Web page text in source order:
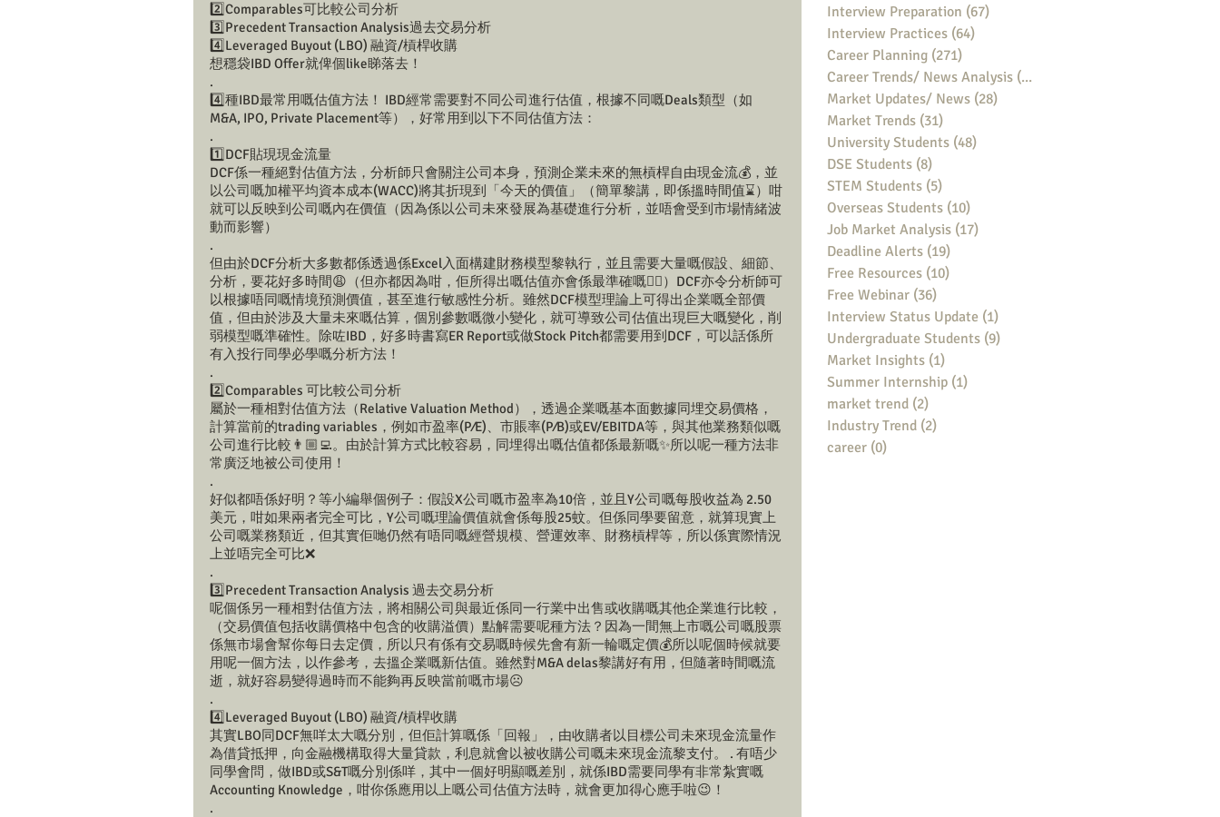
2️⃣Comparables可比較公司分析
3️⃣Precedent Transaction Analysis過去交易分析
4️⃣Leveraged Buyout (LBO) 融資/槓桿收購
想穩袋IBD Offer就俾個like睇落去！
.
4️⃣種IBD最常用嘅估值方法！ IBD經常需要對不同公司進行估值，根據不同嘅Deals類型（如
M&A, IPO, Private Placement等），好常用到以下不同估值方法：
.
1️⃣DCF貼現現金流量
DCF係一種絕對估值方法，分析師只會關注公司本身，預測企業未來的無槓桿自由現金流💰，並
以公司嘅加權平均資本成本(WACC)將其折現到「今天的價值」（簡單黎講，即係搵時間值⌛️）咁
就可以反映到公司嘅內在價值（因為係以公司未來發展為基礎進行分析，並唔會受到市場情緒波
動而影響）
.
但由於DCF分析大多數都係透過係Excel入面構建財務模型黎執行，並且需要大量嘅假設、細節、
分析，要花好多時間😩（但亦都因為咁，佢所得出嘅估值亦會係最準確嘅👍🏼）DCF亦令分析師可
以根據唔同嘅情境預測價值，甚至進行敏感性分析。雖然DCF模型理論上可得出企業嘅全部價
值，但由於涉及大量未來嘅估算，個別參數嘅微小變化，就可導致公司估值出現巨大嘅變化，削
弱模型嘅準確性。除咗IBD，好多時書寫ER Report或做Stock Pitch都需要用到DCF，可以話係所
有入投行同學必學嘅分析方法！
.
2️⃣Comparables 可比較公司分析
屬於一種相對估值方法（Relative Valuation Method），透過企業嘅基本面數據同埋交易價格，
計算當前的trading variables，例如市盈率(P⁄E)、市賬率(P⁄B)或EV/EBITDA等，與其他業務類似嘅
公司進行比較👨🏼‍💻。由於計算方式比較容易，同埋得出嘅估值都係最新嘅✨所以呢一種方法非
常廣泛地被公司使用！
.
好似都唔係好明？等小編舉個例子：假設X公司嘅市盈率為10倍，並且Y公司嘅每股收益為 2.50
美元，咁如果兩者完全可比，Y公司嘅理論價值就會係每股25蚊。但係同學要留意，就算現實上
公司嘅業務類近，但其實佢哋仍然有唔同嘅經營規模、營運效率、財務槓桿等，所以係實際情況
上並唔完全可比❌
.
3️⃣Precedent Transaction Analysis 過去交易分析
呢個係另一種相對估值方法，將相關公司與最近係同一行業中出售或收購嘅其他企業進行比較，
（交易價值包括收購價格中包含的收購溢價）點解需要呢種方法？因為一間無上市嘅公司嘅股票
係無市場會幫你每日去定價，所以只有係有交易嘅時候先會有新一輪嘅定價💰所以呢個時候就要
用呢一個方法，以作參考，去搵企業嘅新估值。雖然對M&A delas黎講好有用，但隨著時間嘅流
逝，就好容易變得過時而不能夠再反映當前嘅市場☹️
.
4️⃣Leveraged Buyout (LBO) 融資/槓桿收購
其實LBO同DCF無咩太大嘅分別，但佢計算嘅係「回報」，由收購者以目標公司未來現金流量作
為借貸抵押，向金融機構取得大量貸款，利息就會以被收購公司嘅未來現金流黎支付。 . 有唔少
同學會問，做IBD或S&T嘅分別係咩，其中一個好明顯嘅差別，就係IBD需要同學有非常紮實嘅
Accounting Knowledge，咁你係應用以上嘅公司估值方法時，就會更加得心應手啦😉！
.
Interview Preparation (67)
Interview Practices (64)
Career Planning (271)
Career Trends/ News Analysis (148)
Market Updates/ News (28)
Market Trends (31)
University Students (48)
DSE Students (8)
STEM Students (5)
Overseas Students (10)
Job Market Analysis (17)
Deadline Alerts (19)
Free Resources (10)
Free Webinar (36)
Interview Status Update (1)
Undergraduate Students (9)
Market Insights (1)
Summer Internship (1)
market trend (2)
Industry Trend (2)
career (0)